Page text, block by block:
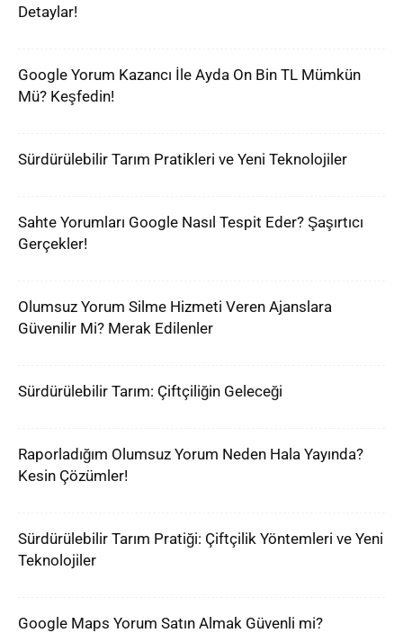
Detaylar!
Google Yorum Kazancı İle Ayda On Bin TL Mümkün
Mü? Keşfedin!
Sürdürülebilir Tarım Pratikleri ve Yeni Teknolojiler
Sahte Yorumları Google Nasıl Tespit Eder? Şaşırtıcı
Gerçekler!
Olumsuz Yorum Silme Hizmeti Veren Ajanslara
Güvenilir Mi? Merak Edilenler
Sürdürülebilir Tarım: Çiftçiliğin Geleceği
Raporladığım Olumsuz Yorum Neden Hala Yayında?
Kesin Çözümler!
Sürdürülebilir Tarım Pratiği: Çiftçilik Yöntemleri ve Yeni
Teknolojiler
Google Maps Yorum Satın Almak Güvenli mi?